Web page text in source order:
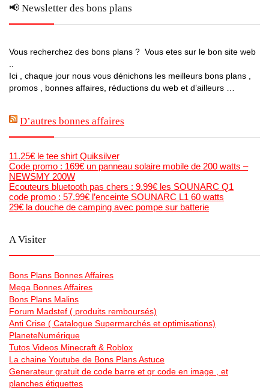
📢 Newsletter des bons plans
Vous recherchez des bons plans ? Vous etes sur le bon site web
..
Ici , chaque jour nous vous dénichons les meilleurs bons plans ,
promos , bonnes affaires, réductions du web et d’ailleurs …
D’autres bonnes affaires
11.25€ le tee shirt Quiksilver
Code promo : 169€ un panneau solaire mobile de 200 watts –
NEWSMY 200W
Ecouteurs bluetooth pas chers : 9.99€ les SOUNARC Q1
code promo : 57.99€ l’enceinte SOUNARC L1 60 watts
29€ la douche de camping avec pompe sur batterie
A Visiter
Bons Plans Bonnes Affaires
Mega Bonnes Affaires
Bons Plans Malins
Forum Madstef ( produits remboursés)
Anti Crise ( Catalogue Supermarchés et optimisations)
PlaneteNumérique
Tutos Videos Minecraft & Roblox
La chaine Youtube de Bons Plans Astuce
Generateur gratuit de code barre et qr code en image , et
planches étiquettes